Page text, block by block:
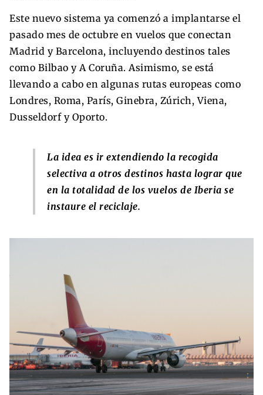
Este nuevo sistema ya comenzó a implantarse el
pasado mes de octubre en vuelos que conectan
Madrid y Barcelona, incluyendo destinos tales
como Bilbao y A Coruña. Asimismo, se está
llevando a cabo en algunas rutas europeas como
Londres, Roma, París, Ginebra, Zúrich, Viena,
Dusseldorf y Oporto.
La idea es ir extendiendo la recogida
selectiva a otros destinos hasta lograr que
en la totalidad de los vuelos de Iberia se
instaure el reciclaje.